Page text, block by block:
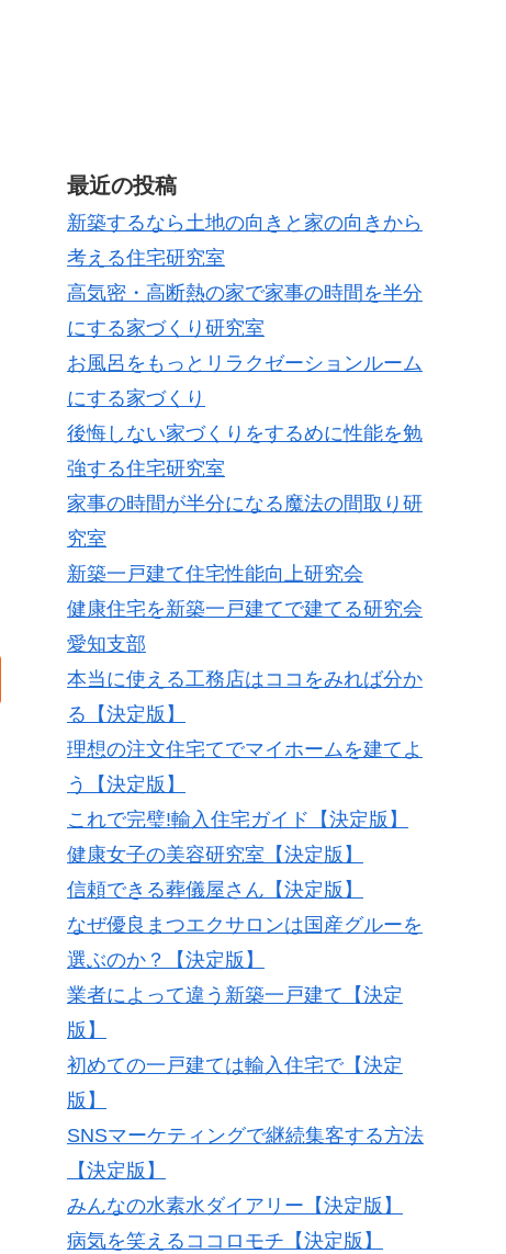
最近の投稿
新築するなら土地の向きと家の向きから
考える住宅研究室
高気密・高断熱の家で家事の時間を半分
にする家づくり研究室
お風呂をもっとリラクゼーションルーム
にする家づくり
後悔しない家づくりをするめに性能を勉
強する住宅研究室
家事の時間が半分になる魔法の間取り研
究室
新築一戸建て住宅性能向上研究会
健康住宅を新築一戸建てで建てる研究会
愛知支部
本当に使える工務店はココをみれば分か
る【決定版】
理想の注文住宅てでマイホームを建てよ
う【決定版】
これで完璧!輸入住宅ガイド【決定版】
健康女子の美容研究室【決定版】
信頼できる葬儀屋さん【決定版】
なぜ優良まつエクサロンは国産グルーを
選ぶのか？【決定版】
業者によって違う新築一戸建て【決定
版】
初めての一戸建ては輸入住宅で【決定
版】
SNSマーケティングで継続集客する方法
【決定版】
みんなの水素水ダイアリー【決定版】
病気を笑えるココロモチ【決定版】